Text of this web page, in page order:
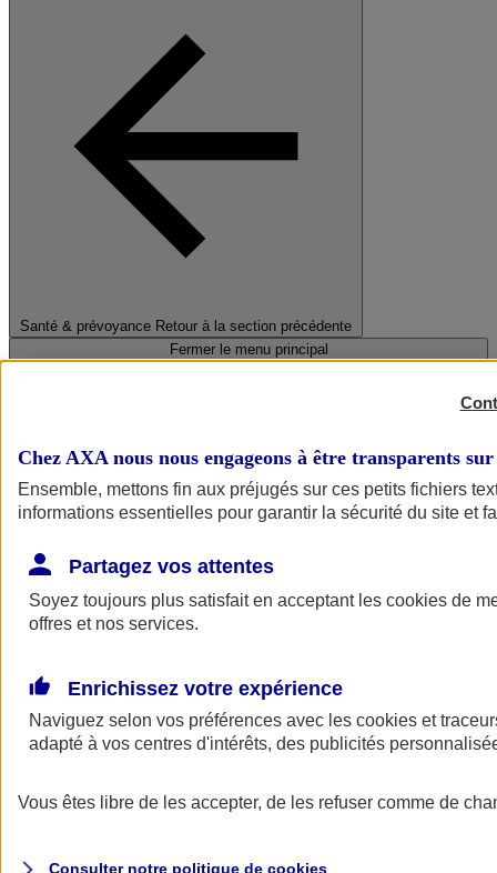
Santé & prévoyance Retour à la section précédente
Fermer le menu principal
Complémentaire santé
Complémentaire santé
Complémentaire sante sénior
Chez AXA nous nous engageons à être transparents
Ensemble, mettons fin aux préjugés sur ces petits fichiers
informations essentielles pour garantir la sécurité du site et
Partagez vos attentes
Soyez toujours plus satisfait en acceptant les cookies de
offres et nos services.
Enrichissez votre expérience
Naviguez selon vos préférences avec les cookies et
adapté à vos centres d'intérêts, des publicités
Vous êtes libre de les accepter, de les refuser comme de
Consulter notre politique de cookies